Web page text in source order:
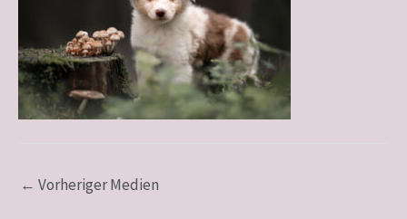
← Vorheriger Medien